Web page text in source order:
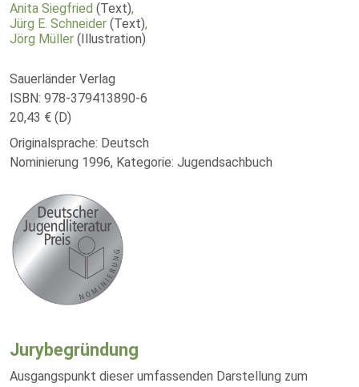
Anita Siegfried (Text),
Jürg E. Schneider (Text),
Jörg Müller (Illustration)
Sauerländer Verlag
ISBN: 978-379413890-6
20,43 € (D)
Originalsprache: Deutsch
Nominierung 1996, Kategorie: Jugendsachbuch
Jurybegründung
Ausgangspunkt dieser umfassenden Darstellung zum